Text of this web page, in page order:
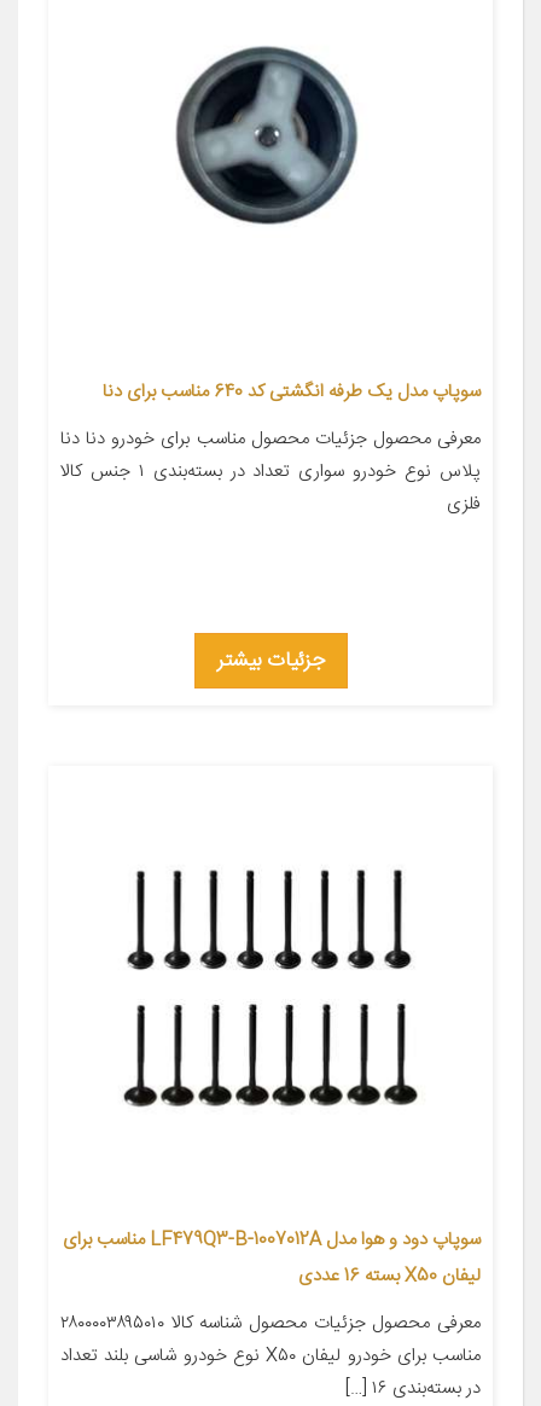
سوپاپ مدل یک طرفه انگشتی کد 640 مناسب برای دنا
معرفی محصول جزئیات محصول مناسب برای خودرو دنا دنا
پلاس نوع خودرو سواری تعداد در بسته‌بندی ۱ جنس کالا
فلزی
جزئیات بیشتر
سوپاپ دود و هوا مدل LF479Q3-B-1007012A مناسب برای
لیفان X50 بسته 16 عددی
معرفی محصول جزئیات محصول شناسه کالا ۲۸۰۰۰۰۳۸۹۵۰۱۰
مناسب برای خودرو لیفان X۵۰ نوع خودرو شاسی بلند تعداد
در بسته‌بندی ۱۶ […]